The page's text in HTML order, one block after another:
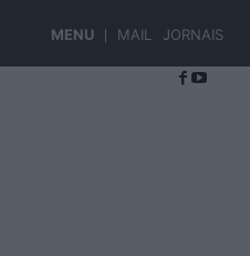
MENU MAIL JORNAIS